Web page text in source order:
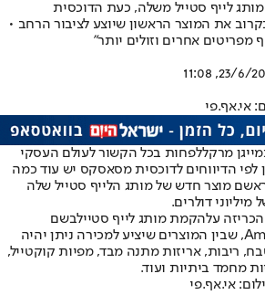
לייף סטייל משלה, כעת הדוכסית
את המוצר הראשון שיוצע לציבור הרחב •
מפריטים אחרים וזולים יותר"
23/6/2024,
אי.אף.פי
מייגן מרקללפחות בכל הקשור לעולם העסקי
הדיווחים לדוכסית מסאסקס יש עוד כמה
מוצר חדש של מותג הלייף סטייל שלה
דולרים.
הכריזה עלהקמת מותג לייף סטיילבשם
American Riviera Orchard, שבין המוצרים שיציע למכירה ניתן יהיה
ריבות, אריזות מתנה מבד, מפיות קוקטייל,
מחמד ביתיות ועוד.
אי.אף.פי